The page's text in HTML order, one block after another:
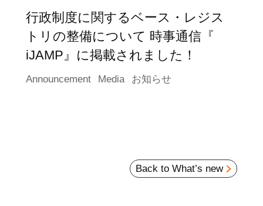
行政制度に関するベース・レジス
トリの整備について 時事通信『
iJAMP』に掲載されました！
Announcement Media お知らせ
Back to What’s new